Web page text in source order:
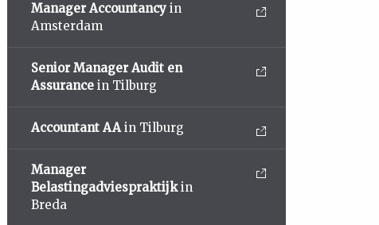
Manager Accountancy in
Amsterdam
Senior Manager Audit en
Assurance in Tilburg
Accountant AAin Tilburg
Manager
Belastingadviespraktijkin
Breda